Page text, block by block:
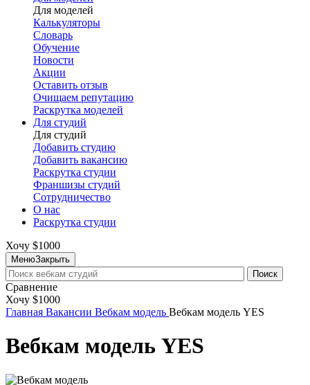
Для моделей
Калькуляторы
Словарь
Обучение
Новости
Акции
Оставить отзыв
Очищаем репутацию
Раскрутка моделей
Для студий
Для студий
Добавить студию
Добавить вакансию
Раскрутка студии
Франшизы студий
Сотрудничество
О нас
Раскрутка студии
Хочу $1000
МенюЗакрыть
Поиск
Сравнение
Хочу $1000
Главная Вакансии Вебкам модель Вебкам модель YES
Вебкам модель YES